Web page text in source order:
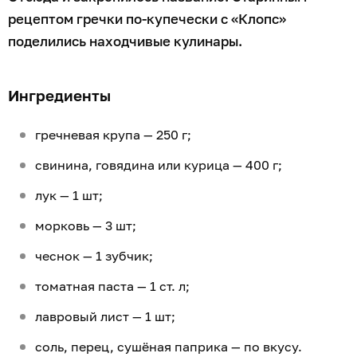
рецептом гречки по-купечески с «Клопс»
поделились находчивые кулинары.
Ингредиенты
гречневая крупа — 250 г;
свинина, говядина или курица — 400 г;
лук — 1 шт;
морковь — 3 шт;
чеснок — 1 зубчик;
томатная паста — 1 ст. л;
лавровый лист — 1 шт;
соль, перец, сушёная паприка — по вкусу.